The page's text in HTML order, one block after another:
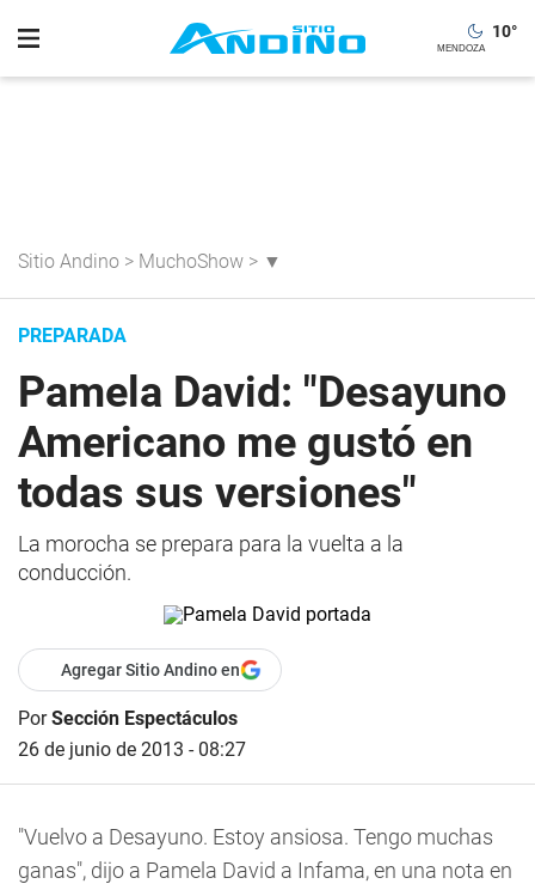
10°
Sitio Andino > MuchoShow > ▼
PREPARADA
Pamela David: "Desayuno
Americano me gustó en
todas sus versiones"
La morocha se prepara para la vuelta a la
conducción.
Agregar Sitio Andino en
PorSección Espectáculos
26 de junio de 2013 - 08:27
"Vuelvo a Desayuno. Estoy ansiosa. Tengo muchas
ganas", dijo a Pamela David a Infama, en una nota en